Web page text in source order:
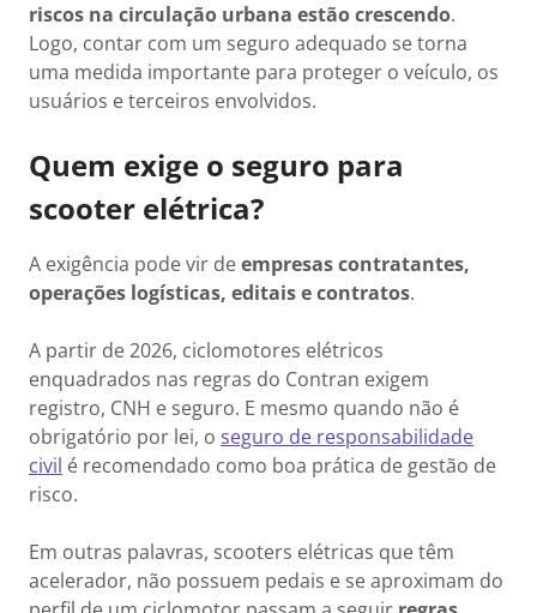
riscos na circulação urbana estão crescendo.
Logo, contar com um seguro adequado se torna
uma medida importante para proteger o veículo, os
usuários e terceiros envolvidos.
Quem exige o seguro para
scooter elétrica?
A exigência pode vir deempresas contratantes,
operações logísticas, editais e contratos.
A partir de 2026, ciclomotores elétricos
enquadrados nas regras do Contran exigem
registro, CNH e seguro. E mesmo quando não é
obrigatório por lei, o seguro de responsabilidade
civil é recomendado como boa prática de gestão de
risco.
Em outras palavras, scooters elétricas que têm
acelerador, não possuem pedais e se aproximam do